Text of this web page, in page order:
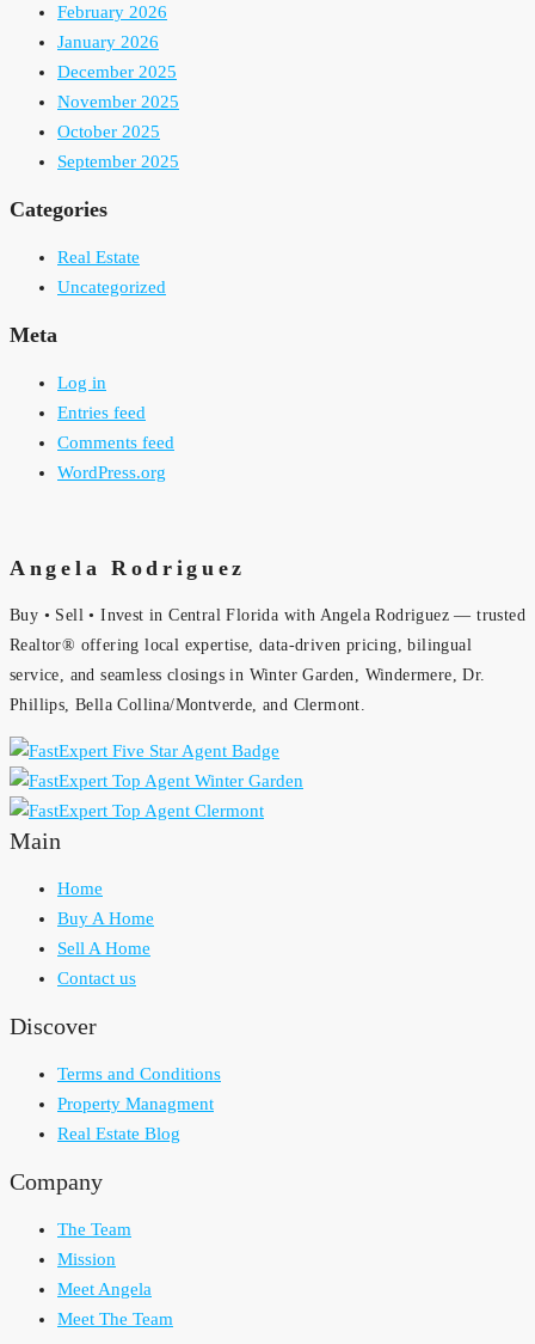
February 2026
January 2026
December 2025
November 2025
October 2025
September 2025
Categories
Real Estate
Uncategorized
Meta
Log in
Entries feed
Comments feed
WordPress.org
Angela Rodriguez
Buy • Sell • Invest in Central Florida with Angela Rodriguez — trusted
Realtor® offering local expertise, data-driven pricing, bilingual
service, and seamless closings in Winter Garden, Windermere, Dr.
Phillips, Bella Collina/Montverde, and Clermont.
Main
Home
Buy A Home
Sell A Home
Contact us
Discover
Terms and Conditions
Property Managment
Real Estate Blog
Company
The Team
Mission
Meet Angela
Meet The Team